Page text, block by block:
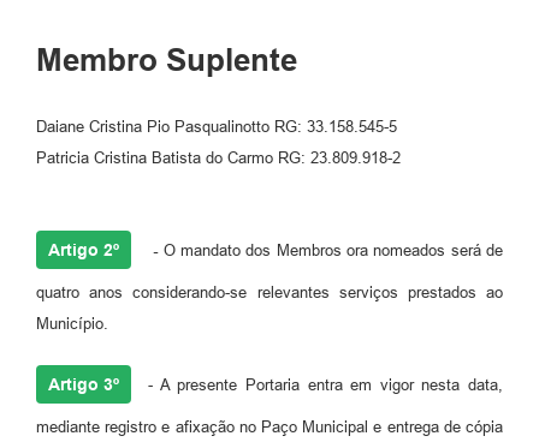
Membro Suplente
Daiane Cristina Pio Pasqualinotto RG: 33.158.545-5
Patricia Cristina Batista do Carmo RG: 23.809.918-2
Artigo 2º - O mandato dos Membros ora nomeados será de
quatro anos considerando-se relevantes serviços prestados ao
Município.
Artigo 3º - A presente Portaria entra em vigor nesta data,
mediante registro e afixação no Paço Municipal e entrega de cópia